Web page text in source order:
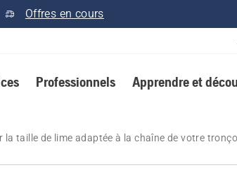
Offres en cours
Professionnels Apprendre et
la taille de lime adaptée à la chaîne de votre